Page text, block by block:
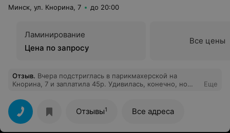
Минск, ул. Кнорина, 7 до 20:00
Ламинирование
Цена по запросу
Все цены
Отзыв. Вчера подстриглась в парикмахерской на
Кнорина, 7 и заплатила 45р. Удивилась, конечно, но
деньги могла бы 2 раза это сделать. В прайсе на сайте
стоит 17-27р. женская стрижка, стоимость не
объявляли. Могла бы вообще не платить. Имейте
ввиду - не платите.
Еще
Отзывы1 Все адреса